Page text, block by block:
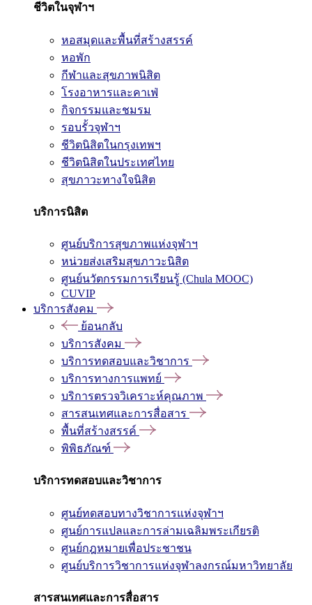
ชีวิตในจุฬาฯ
หอสมุดและพื้นที่สร้างสรรค์
หอพัก
กีฬาและสุขภาพนิสิต
โรงอาหารและคาเฟ่
กิจกรรมและชมรม
รอบรั้วจุฬาฯ
ชีวิตนิสิตในกรุงเทพฯ
ชีวิตนิสิตในประเทศไทย
สุขภาวะทางใจนิสิต
บริการนิสิต
ศูนย์บริการสุขภาพแห่งจุฬาฯ
หน่วยส่งเสริมสุขภาวะนิสิต
ศูนย์นวัตกรรมการเรียนรู้ (Chula MOOC)
CUVIP
บริการสังคม
ย้อนกลับ
บริการสังคม
บริการทดสอบและวิชาการ
บริการทางการแพทย์
บริการตรวจวิเคราะห์คุณภาพ
สารสนเทศและการสื่อสาร
พื้นที่สร้างสรรค์
พิพิธภัณฑ์
บริการทดสอบและวิชาการ
ศูนย์ทดสอบทางวิชาการแห่งจุฬาฯ
ศูนย์การแปลและการล่ามเฉลิมพระเกียรติ
ศูนย์กฎหมายเพื่อประชาชน
ศูนย์บริการวิชาการแห่งจุฬาลงกรณ์มหาวิทยาลัย
สารสนเทศและการสื่อสาร